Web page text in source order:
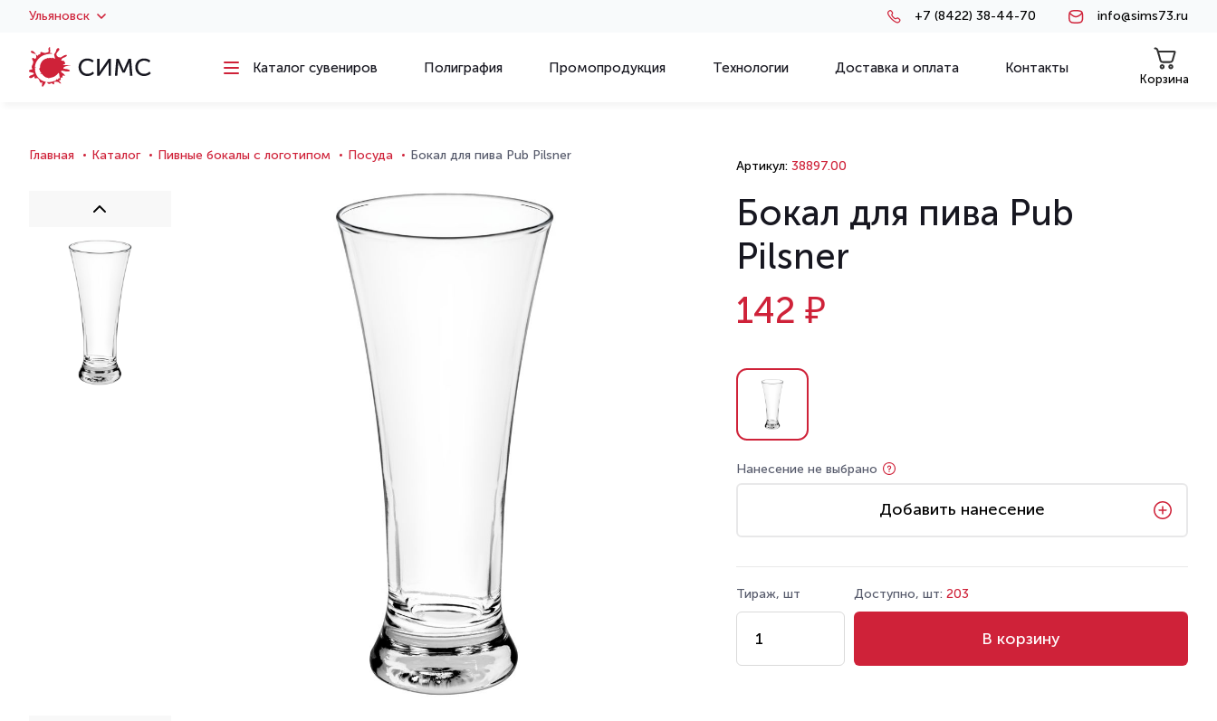
Ульяновск +7 (8422) 38-44-70 info@sims73.ru
Каталог сувениров Полиграфия Промопродукция Технологии Доставка и оплата Контакты
Корзина
Главная Каталог Пивные бокалы с логотипом Посуда Бокал для пива Pub Pilsner
Артикул:38897.00
Бокал для пива Pub
Pilsner
142 ₽
Нанесение не выбрано
Добавить нанесение
Тираж, шт Доступно, шт: 203
В корзину